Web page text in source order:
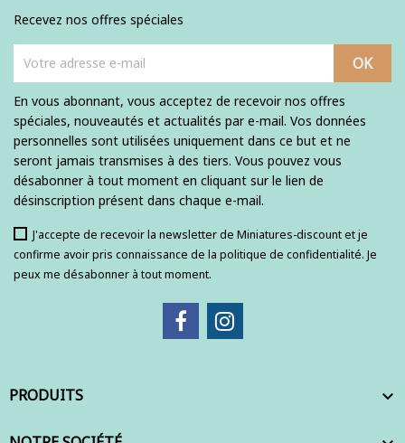
Recevez nos offres spéciales
En vous abonnant, vous acceptez de recevoir nos offres
spéciales, nouveautés et actualités par e-mail. Vos données
personnelles sont utilisées uniquement dans ce but et ne
seront jamais transmises à des tiers. Vous pouvez vous
désabonner à tout moment en cliquant sur le lien de
désinscription présent dans chaque e-mail.
J'accepte de recevoir la newsletter de Miniatures-discount et je
confirme avoir pris connaissance de la politique de confidentialité. Je
peux me désabonner à tout moment.
PRODUITS 